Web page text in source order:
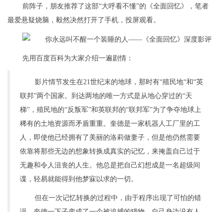
前阵子，朋友推荐了这部“大呼看不懂”的《全面回忆》，笔者
最爱悬疑烧脑，毅然决然打开了手机，投屏观看。
先用百度百科为大家介绍一遍剧情：
影片情节发生在21世纪末的地球，那时有“殖民地“和“英
联邦”两个国家。到达两地的唯一方式是从地心穿过的“天
梯”，殖民地的“反叛军”和英联邦的“联邦军”为了争夺地球上
稀有的土地资源而矛盾重重。奎德是一家机器人工厂里的工
人，即使他已经拥有了美丽的洛莉做妻子，但是他仍然需要
依靠将那些无边的想象转换成真实的记忆，来掩盖自己过于
无趣和令人沮丧的人生。他总是把自己幻想成是一名超级间
谍，轻易就能得到他梦寐以求的一切。
但在一次记忆转换的过程中，由于程序出现了可怕的错